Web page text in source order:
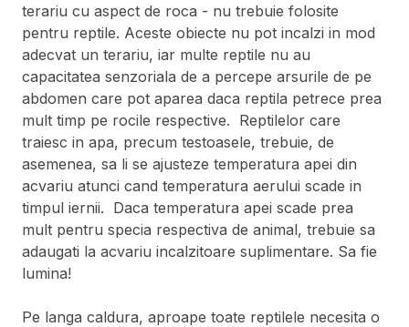
terariu cu aspect de roca - nu trebuie folosite
pentru reptile. Aceste obiecte nu pot incalzi in mod
adecvat un terariu, iar multe reptile nu au
capacitatea senzoriala de a percepe arsurile de pe
abdomen care pot aparea daca reptila petrece prea
mult timp pe rocile respective. Reptilelor care
traiesc in apa, precum testoasele, trebuie, de
asemenea, sa li se ajusteze temperatura apei din
acvariu atunci cand temperatura aerului scade in
timpul iernii. Daca temperatura apei scade prea
mult pentru specia respectiva de animal, trebuie sa
adaugati la acvariu incalzitoare suplimentare. Sa fie
lumina!
Pe langa caldura, aproape toate reptilele necesita o